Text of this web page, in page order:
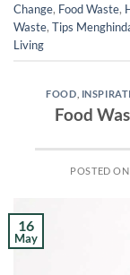
Change, Food Waste,
Waste, Tips
Living
FOOD
Food
POSTED ON
16
May